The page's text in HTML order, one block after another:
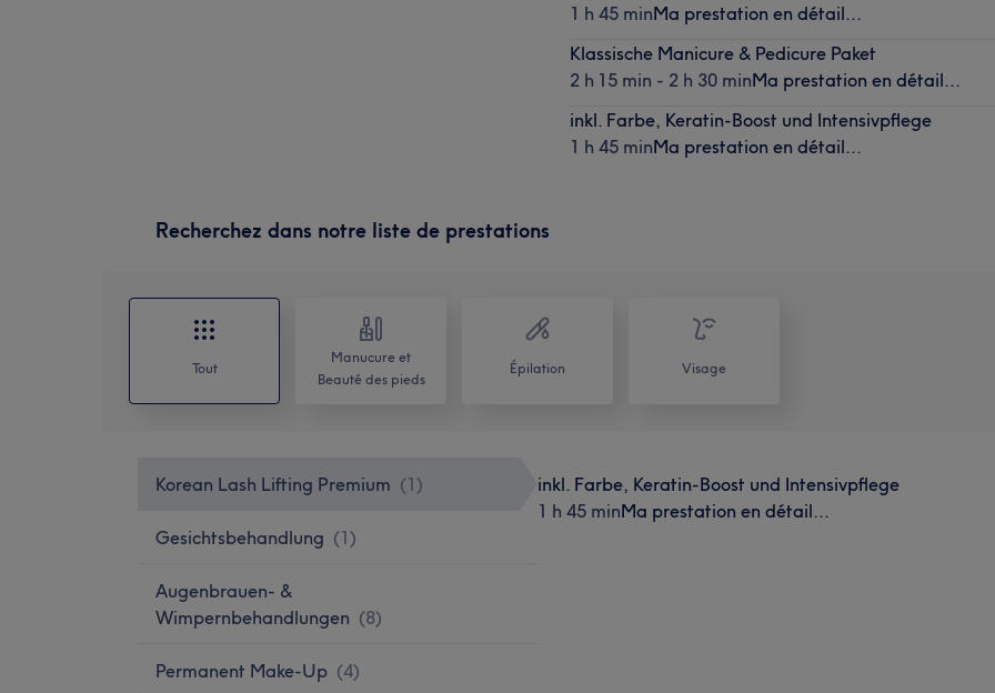
1 h 45 minMa prestation en détail...
Klassische Manicure & Pedicure Paket
2 h 15 min - 2 h 30 minMa prestation en détail...
inkl. Farbe, Keratin-Boost und Intensivpflege
1 h 45 minMa prestation en détail...
Recherchez dans notre liste de prestations
Tout
Manucure et
Beauté des pieds
Épilation Visage
Korean Lash Lifting Premium (1 )
Gesichtsbehandlung (1)
Augenbrauen- &
Wimpernbehandlungen (8)
Permanent Make-Up (4)
inkl. Farbe, Keratin-Boost und Intensivpflege
1 h 45 minMa prestation en détail...